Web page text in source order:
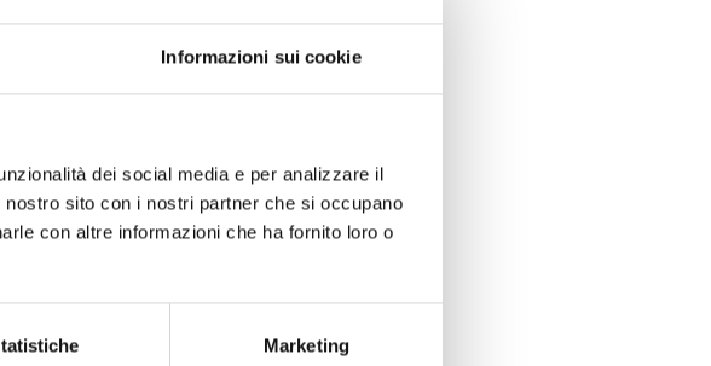
Informazioni sui cookie
dei social media e per analizzare il
sito con i nostri partner che si occupano
con altre informazioni che ha fornito loro o
Marketing